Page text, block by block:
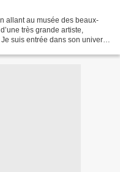
allant au musée des beaux-
très grande artiste,
suis entrée dans son univers